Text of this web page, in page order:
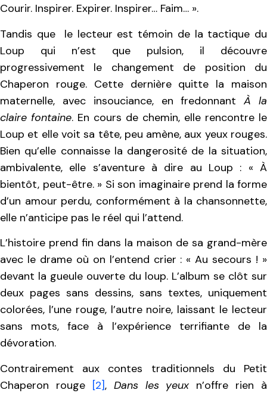
Courir. Inspirer. Expirer. Inspirer… Faim… ».
Tandis que le lecteur est témoin de la tactique du
Loup qui n’est que pulsion, il découvre
progressivement le changement de position du
Chaperon rouge. Cette dernière quitte la maison
maternelle, avec insouciance, en fredonnant À la
claire fontaine. En cours de chemin, elle rencontre le
Loup et elle voit sa tête, peu amène, aux yeux rouges.
Bien qu’elle connaisse la dangerosité de la situation,
ambivalente, elle s’aventure à dire au Loup : « À
bientôt, peut-être. » Si son imaginaire prend la forme
d’un amour perdu, conformément à la chansonnette,
elle n’anticipe pas le réel qui l’attend.
L’histoire prend fin dans la maison de sa grand-mère
avec le drame où on l’entend crier : « Au secours ! »
devant la gueule ouverte du loup. L’album se clôt sur
deux pages sans dessins, sans textes, uniquement
colorées, l’une rouge, l’autre noire, laissant le lecteur
sans mots, face à l’expérience terrifiante de la
dévoration.
Contrairement aux contes traditionnels du Petit
Chaperon rouge [2], Dans les yeux n’offre rien à